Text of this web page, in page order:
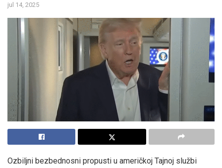
jul 14, 2025
Ozbiljni bezbednosni propusti u američkoj Tajnoj službi